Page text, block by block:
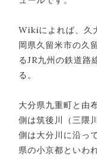
Wikiによれば、久
岡県久留米市の久
るJR九州の鉄道路
る。
大分県九重町と由
側は筑後川（三隈
側は大分川に沿っ
県の小京都といわ